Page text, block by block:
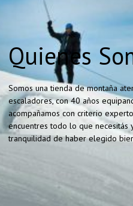
Quienes
Somos una tienda de montaña
escaladores, con 40 años
acompañamos con criterio
encuentres todo lo que
tranquilidad de haber elegido